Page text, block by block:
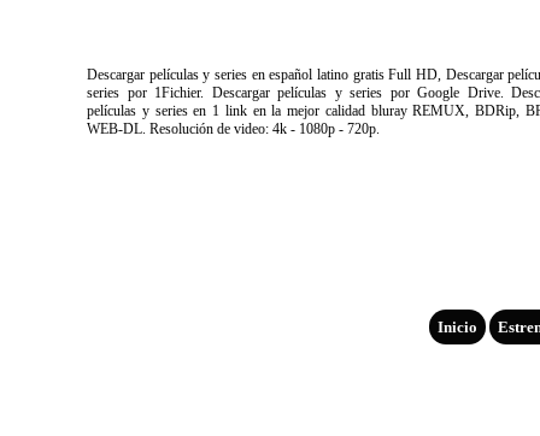
Descargar películas y series en español latino gratis Full HD, Descargar
series por 1Fichier. Descargar películas y series por Google Drive.
películas y series en 1 link en la mejor calidad bluray REMUX, BDRip,
WEB-DL. Resolución de video: 4k - 1080p - 720p.
Inicio